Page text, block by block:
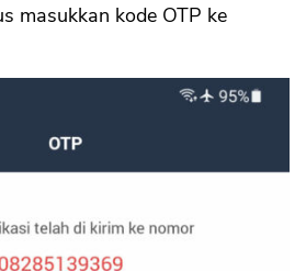
masukkan kode OTP ke